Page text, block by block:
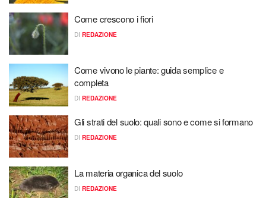
Come crescono i fiori
DI REDAZIONE
Come vivono le piante: guida semplice e
completa
DI REDAZIONE
Gli strati del suolo: quali sono e come si formano
DI REDAZIONE
La materia organica del suolo
DI REDAZIONE